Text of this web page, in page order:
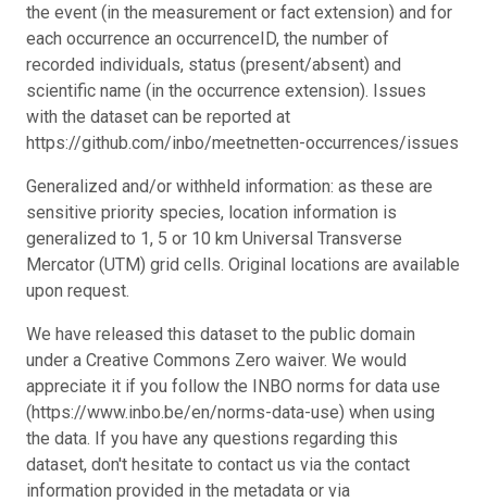
the event (in the measurement or fact extension) and for
each occurrence an occurrenceID, the number of
recorded individuals, status (present/absent) and
scientific name (in the occurrence extension). Issues
with the dataset can be reported at
https://github.com/inbo/meetnetten-occurrences/issues
Generalized and/or withheld information: as these are
sensitive priority species, location information is
generalized to 1, 5 or 10 km Universal Transverse
Mercator (UTM) grid cells. Original locations are available
upon request.
We have released this dataset to the public domain
under a Creative Commons Zero waiver. We would
appreciate it if you follow the INBO norms for data use
(https://www.inbo.be/en/norms-data-use) when using
the data. If you have any questions regarding this
dataset, don't hesitate to contact us via the contact
information provided in the metadata or via